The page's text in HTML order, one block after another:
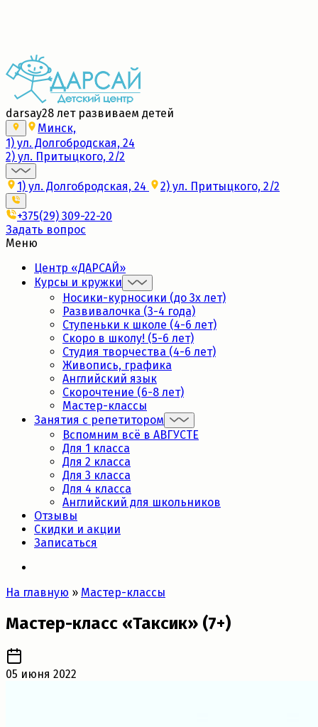
darsay28 лет развиваем детей
Минск,
1) ул. Долгобродская, 24
2) ул. Притыцкого, 2/2
1) ул. Долгобродская, 24 2) ул. Притыцкого, 2/2
+375(29) 309-22-20
Задать вопрос
Меню
Центр «ДАРСАЙ»
Курсы и кружки
Носики-курносики (до 3х лет)
Развивалочка (3-4 года)
Ступеньки к школе (4-6 лет)
Скоро в школу! (5-6 лет)
Студия творчества (4-6 лет)
Живопись, графика
Английский язык
Скорочтение (6-8 лет)
Мастер-классы
Занятия с репетитором
Вспомним всё в АВГУСТЕ
Для 1 класса
Для 2 класса
Для 3 класса
Для 4 класса
Английский для школьников
Отзывы
Скидки и акции
Записаться
На главную » Мастер-классы
Мастер-класс «Таксик» (7+)
05 июня 2022